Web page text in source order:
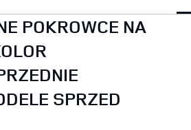
POKROWCE NA
SPRZED